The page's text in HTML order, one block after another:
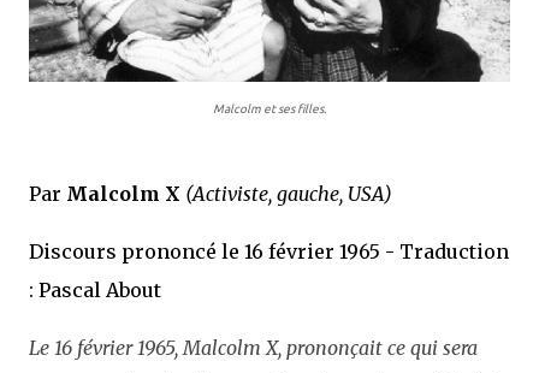
Malcolm et ses filles.
Par Malcolm X (Activiste, gauche, USA)
Discours prononcé le 16 février 1965 - Traduction
: Pascal About
Le 16 février 1965, Malcolm X, prononçait ce qui sera